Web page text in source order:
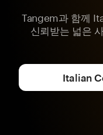
Tangem과 함께
신뢰받는 넓은
Italian